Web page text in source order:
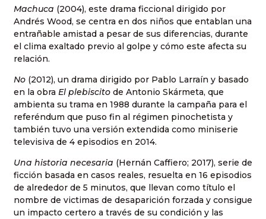
Machuca (2004), este drama ficcional dirigido por
Andrés Wood, se centra en dos niños que entablan una
entrañable amistad a pesar de sus diferencias, durante
el clima exaltado previo al golpe y cómo este afecta su
relación.
No (2012), un drama dirigido por Pablo Larraín y basado
en la obra El plebiscito de Antonio Skármeta, que
ambienta su trama en 1988 durante la campaña para el
referéndum que puso fin al régimen pinochetista y
también tuvo una versión extendida como miniserie
televisiva de 4 episodios en 2014.
Una historia necesaria (Hernán Caffiero; 2017), serie de
ficción basada en casos reales, resuelta en 16 episodios
de alrededor de 5 minutos, que llevan como título el
nombre de victimas de desaparición forzada y consigue
un impacto certero a través de su condición y las